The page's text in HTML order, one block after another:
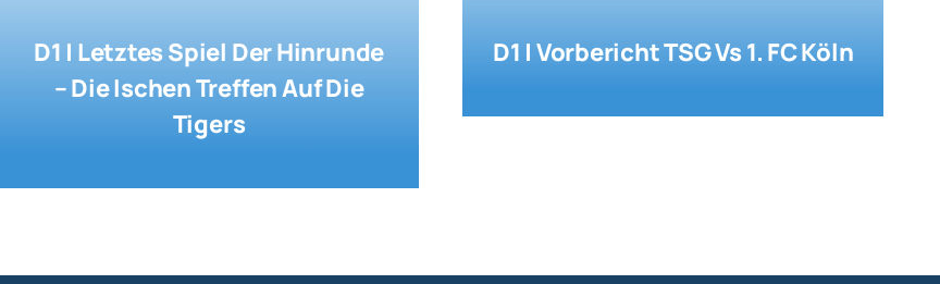
D1 | Letztes Spiel Der Hinrunde
– Die Ischen Treffen Auf Die
Tigers
D1 | Vorbericht TSG Vs 1. FC Köln